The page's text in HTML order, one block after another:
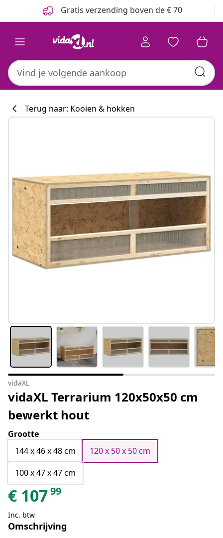
Gratis verzending boven de € 70
Terug naar: Kooien & hokken
vidaXL
vidaXL Terrarium 120x50x50 cm
bewerkt hout
Grootte
144 x 46 x 48 cm
120 x 50 x 50 cm
100 x 47 x 47 cm
€ 10799
Inc. btw
Omschrijving